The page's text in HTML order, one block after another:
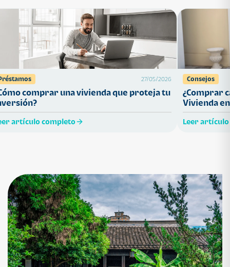
27/05/2026
comprar una vivienda que proteja tu
artículo completo
Consejos
¿Comprar
Vivienda
Leer